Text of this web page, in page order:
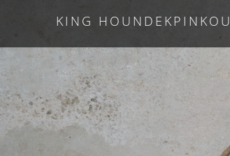
KING HOUNDEKPINKOU